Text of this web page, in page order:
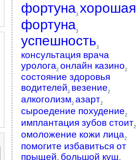
фортуна3 хорошая
фортуна3
успешность3
консультация врача
уролога2 онлайн казино2
состояние здоровья
водителей2 везение2
алкоголизм2 азарт2
сыроедение похудение2
имплантация зубов стоит2
омоложение кожи лица2
помогите избавиться от
прыщей большой куш